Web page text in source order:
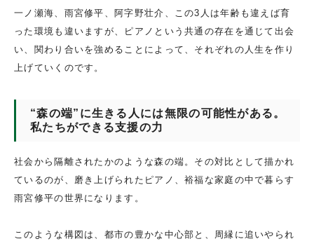
一ノ瀬海、雨宮修平、阿字野壮介、この3人は年齢も違えば育
った環境も違いますが、ピアノという共通の存在を通じて出会
い、関わり合いを強めることによって、それぞれの人生を作り
上げていくのです。
“森の端”に生きる人には無限の可能性がある。
私たちができる支援の力
社会から隔離されたかのような森の端。その対比として描かれ
ているのが、磨き上げられたピアノ、裕福な家庭の中で暮らす
雨宮修平の世界になります。
このような構図は、都市の豊かな中心部と、周縁に追いやられ